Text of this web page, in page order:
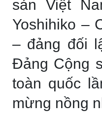
sản Việt
Yoshihiko –
– đảng đối
Đảng Cộng
toàn quốc
mừng nồng